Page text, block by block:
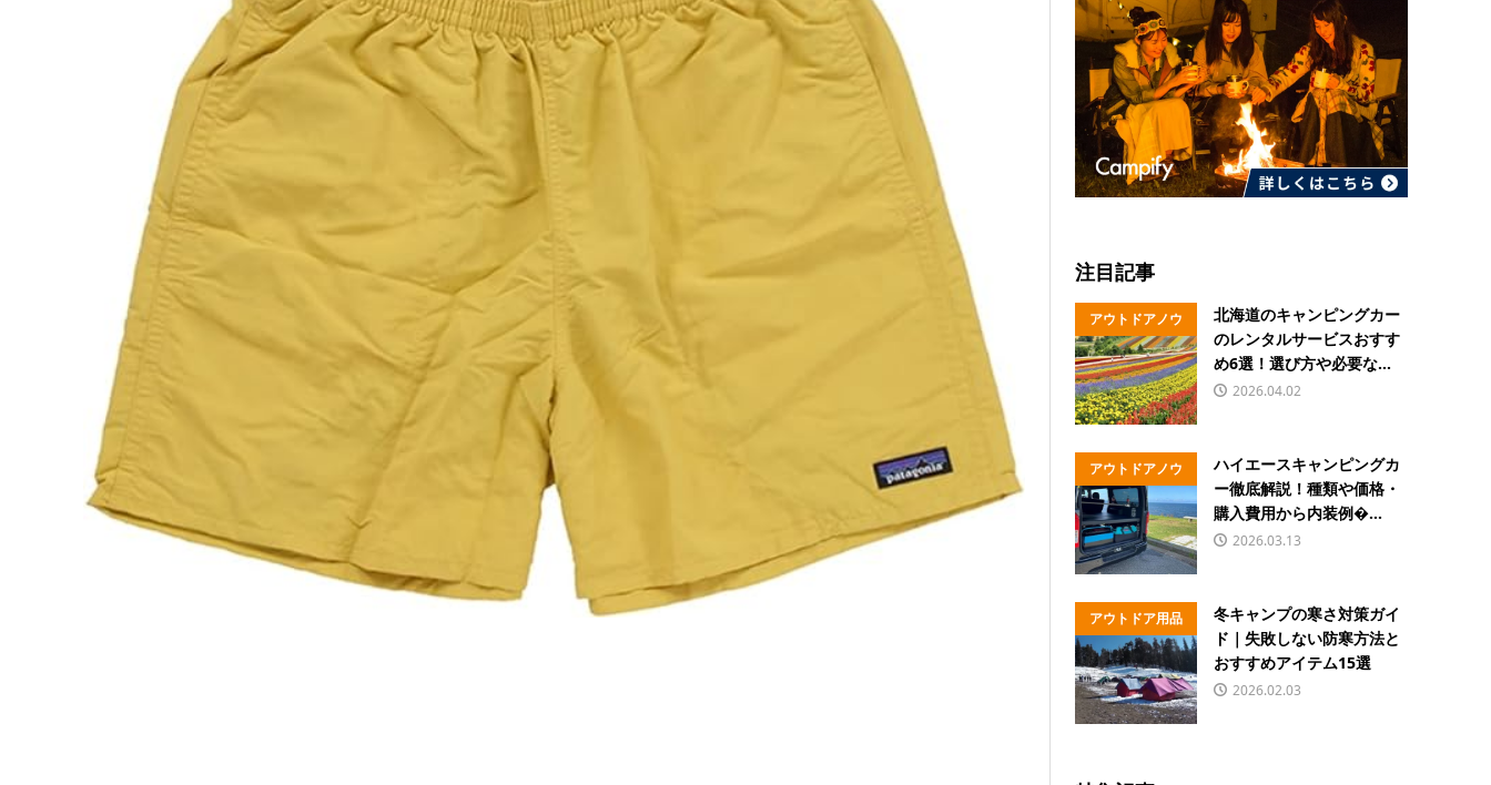
注目記事
アウトドアノウ
ハウ
北海道のキャンピングカー
のレンタルサービスおすす
め6選！選び方や必要な...
2026.04.02
アウトドアノウ
ハウ
ハイエースキャンピングカ
ー徹底解説！種類や価格・
購入費用から内装例�...
2026.03.13
アウトドア用品
冬キャンプの寒さ対策ガイ
ド｜失敗しない防寒方法と
おすすめアイテム15選
2026.02.03